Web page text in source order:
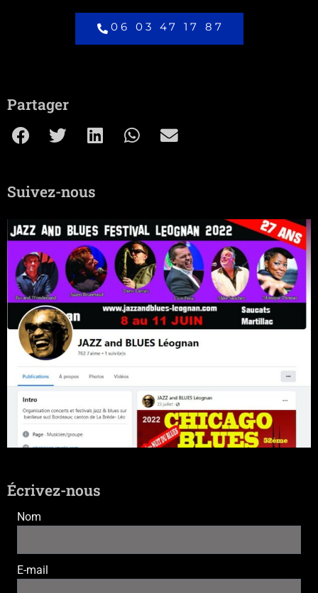
06 03 47 17 87
Partager
Écrivez-nous
Nom
E-mail
Suivez-nous